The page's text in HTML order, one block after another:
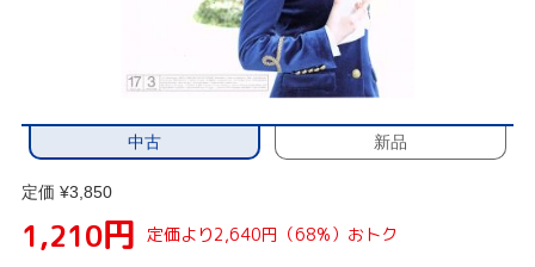
中古 新品
定価 ¥3,850
1,210円 定価より2,640円（68%）おトク